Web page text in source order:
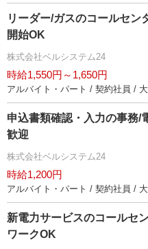
リーダー/ガスのコールセン
開始OK
株式会社ベルシステム24
時給1,550円～1,650円
アルバイト・パート / 契約社員 /
申込書類確認・入力の事務/
歓迎
株式会社ベルシステム24
時給1,200円
アルバイト・パート / 契約社員 /
新電力サービスのコールセ
ワークOK